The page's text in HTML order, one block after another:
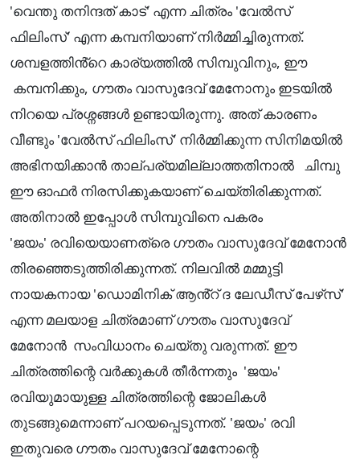
'വെന്തു തനിന്ദത് കാട്' എന്ന ചിത്രം 'വേൽസ്
ഫിലിംസ്' എന്ന കമ്പനിയാണ് നിർമ്മിച്ചിരുന്നത്.
ശമ്പളത്തിൻ്റെ കാര്യത്തിൽ സിമ്പുവിനും, ഈ
കമ്പനിക്കും, ഗൗതം വാസുദേവ് മേനോനും ഇടയിൽ
നിറയെ പ്രശ്നങ്ങൾ ഉണ്ടായിരുന്നു. അത് കാരണം
വീണ്ടും 'വേൽസ് ഫിലിംസ്' നിർമ്മിക്കുന്ന സിനിമയിൽ
അഭിനയിക്കാൻ താല്പര്യമില്ലാത്തതിനാൽ ചിമ്പു
ഈ ഓഫർ നിരസിക്കുകയാണ് ചെയ്തിരിക്കുന്നത്.
അതിനാൽ ഇപ്പോൾ സിമ്പുവിനെ പകരം
'ജയം' രവിയെയാണത്രെ ഗൗതം വാസുദേവ് മേനോൻ
തിരഞ്ഞെടുത്തിരിക്കുന്നത്. നിലവിൽ മമ്മുട്ടി
നായകനായ 'ഡൊമിനിക് ആൻ്റ് ദ ലേഡീസ് പേഴ്‌സ്'
എന്ന മലയാള ചിത്രമാണ് ഗൗതം വാസുദേവ്
മേനോൻ സംവിധാനം ചെയ്തു വരുന്നത്. ഈ
ചിത്രത്തിന്റെ വർക്കുകൾ തീർന്നതും 'ജയം'
രവിയുമായുള്ള ചിത്രത്തിന്റെ ജോലികൾ
തുടങ്ങുമെന്നാണ് പറയപ്പെടുന്നത്. 'ജയം' രവി
ഇതുവരെ ഗൗതം വാസുദേവ് മേനോന്റെ